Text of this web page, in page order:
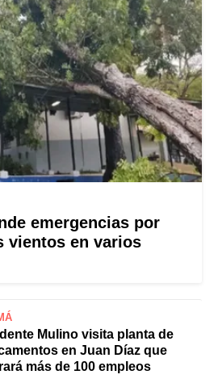
emergencias por
vientos en varios
Mulino visita planta de
en Juan Díaz que
más de 100 empleos